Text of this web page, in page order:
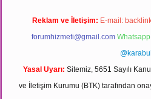
Reklam ve İletişim: E-mail:
forumhizmeti@gmail.com
@karabul
Yasal Uyarı: Sitemiz, 5651 Sayılı
ve İletişim Kurumu (BTK) tarafından